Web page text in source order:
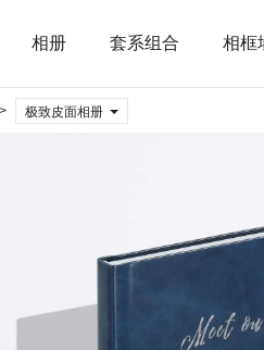
相册 套系组合 相框
> 极致皮面相册